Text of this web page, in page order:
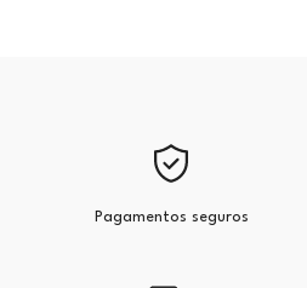
Pagamentos seguros